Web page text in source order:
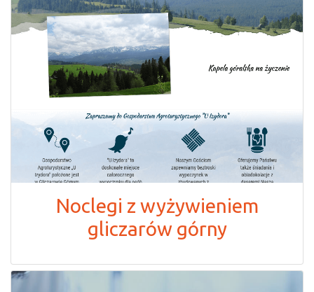
Noclegi z wyżywieniem
gliczarów górny